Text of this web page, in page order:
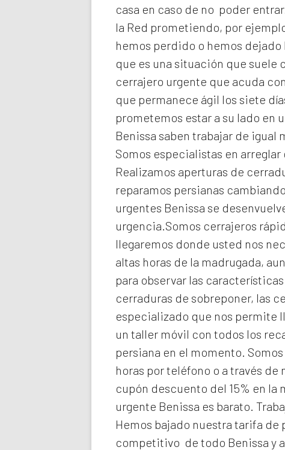
casa en caso de no poder
la Red prometiendo, por
hemos perdido o hemos dejado
que es una situación que suele
cerrajero urgente que acuda
que permanece ágil los siete
prometemos estar a su lado en
Benissa saben trabajar de igual
Somos especialistas en
Realizamos aperturas de
reparamos persianas
urgentes Benissa se
urgencia.Somos cerrajeros
llegaremos donde usted nos
altas horas de la madrugada,
para observar las
cerraduras de sobreponer, las
especializado que nos permite
un taller móvil con todos los
persiana en el momento. Somos
horas por teléfono o a través
cupón descuento del 15% en la
urgente Benissa es barato.
Hemos bajado nuestra tarifa
competitivo de todo Benissa y